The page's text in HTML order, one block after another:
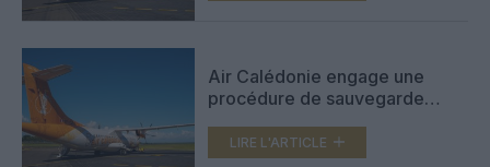
Air Calédonie engage une
procédure de sauvegarde
aérodromes
LIRE L'ARTICLE